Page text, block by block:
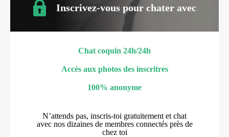
Inscrivez-vous pour chater avec
Chat coquin 24h/24h
Accès aux photos des inscritres
100% anonyme
N’attends pas, inscris-toi gratuitement et chat
avec nos dizaines de membres connectés près de
chez toi